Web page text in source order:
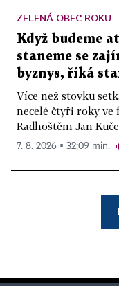
ZELENÁ OBEC ROKU
Když budeme
staneme se
byznys, říká
Více než stovku
necelé čtyři roky ve
Radhoštěm Jan
7. 8. 2026 ▪ 32:09 min.